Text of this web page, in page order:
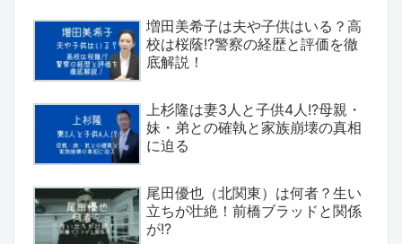
増田美希子は夫や子供はいる？高
校は桜蔭!?警察の経歴と評価を徹
底解説！
上杉隆は妻3人と子供4人!?母親・
妹・弟との確執と家族崩壊の真相
に迫る
尾田優也（北関東）は何者？生い
立ちが壮絶！前橋ブラッドと関係
が!?